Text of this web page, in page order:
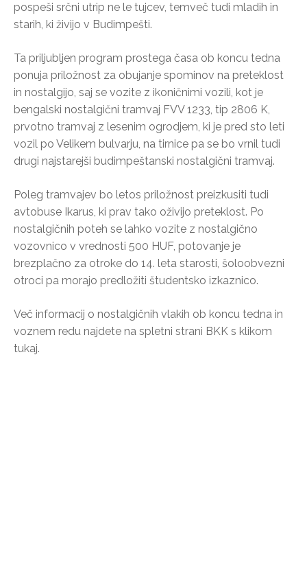
pospeši srčni utrip ne le tujcev, temveč tudi mladih in
starih, ki živijo v Budimpešti.
Ta priljubljen program prostega časa ob koncu tedna
ponuja priložnost za obujanje spominov na preteklost
in nostalgijo, saj se vozite z ikoničnimi vozili, kot je
bengalski nostalgični tramvaj FVV 1233, tip 2806 K,
prvotno tramvaj z lesenim ogrodjem, ki je pred sto leti
vozil po Velikem bulvarju, na tirnice pa se bo vrnil tudi
drugi najstarejši budimpeštanski nostalgični tramvaj.
Poleg tramvajev bo letos priložnost preizkusiti tudi
avtobuse Ikarus, ki prav tako oživijo preteklost. Po
nostalgičnih poteh se lahko vozite z nostalgično
vozovnico v vrednosti 500 HUF, potovanje je
brezplačno za otroke do 14. leta starosti, šoloobvezni
otroci pa morajo predložiti študentsko izkaznico.
Več informacij o nostalgičnih vlakih ob koncu tedna in
voznem redu najdete na spletni strani BKK s klikom
tukaj.